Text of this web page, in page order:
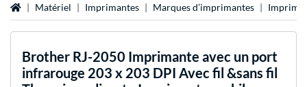
Page d'accueil
Matériel Imprimantes Marques d’imprimantes
Brother RJ-2050 Imprimante avec un port
infrarouge 203 x 203 DPI Avec fil &sans fil